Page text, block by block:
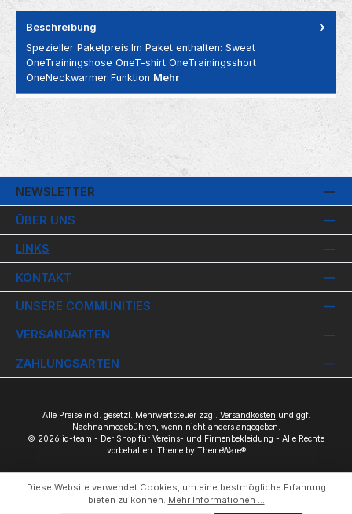
Beschreibung
Spezieller Paketpreis.Im Paket enthalten: Sweat
OneTrainingshose OneT-shirt OneTrainingsshort
OneNeckwarmer Funktion Mehr
NEWSLETTER
ÜBER UNS
LINKS
KONTAKT
UNSERE COMMUNITIES
VERSANDARTEN
ZAHLUNGSARTEN
Alle Preise inkl. gesetzl. Mehrwertsteuer zzgl. Versandkosten und ggf.
Nachnahmegebühren, wenn nicht anders angegeben.
© 2026 iq-team - Der Shop für Vereins- und Firmenbekleidung - Alle Rechte
vorbehalten. Theme by ThemeWare®
Diese Website verwendet Cookies, um eine bestmögliche Erfahrung
bieten zu können. Mehr Informationen ...